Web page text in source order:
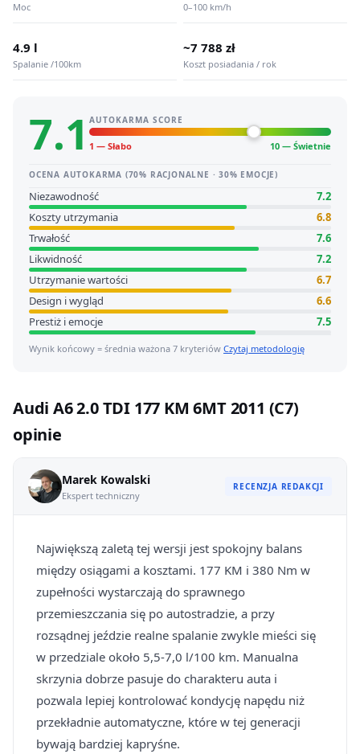
Moc 0–100 km/h
4.9 l
Spalanie /100km
~7 788 zł
Koszt posiadania / rok
7.1 AUTOKARMA SCORE
1 — Słabo 10 — Świetnie
OCENA AUTOKARMA (70% RACJONALNE · 30% EMOCJE)
Niezawodność
7.2
Koszty utrzymania
6.8
Trwałość
7.6
Likwidność
7.2
Utrzymanie wartości
6.7
Design i wygląd
6.6
Prestiż i emocje
7.5
Wynik końcowy = średnia ważona 7 kryteriów Czytaj metodologię
Audi A6 2.0 TDI 177 KM 6MT 2011 (C7)
opinie
Marek Kowalski
Ekspert techniczny
RECENZJA REDAKCJI
Największą zaletą tej wersji jest spokojny balans
między osiągami a kosztami. 177 KM i 380 Nm w
zupełności wystarczają do sprawnego
przemieszczania się po autostradzie, a przy
rozsądnej jeździe realne spalanie zwykle mieści się
w przedziale około 5,5-7,0 l/100 km. Manualna
skrzynia dobrze pasuje do charakteru auta i
pozwala lepiej kontrolować kondycję napędu niż
przekładnie automatyczne, które w tej generacji
bywają bardziej kapryśne.